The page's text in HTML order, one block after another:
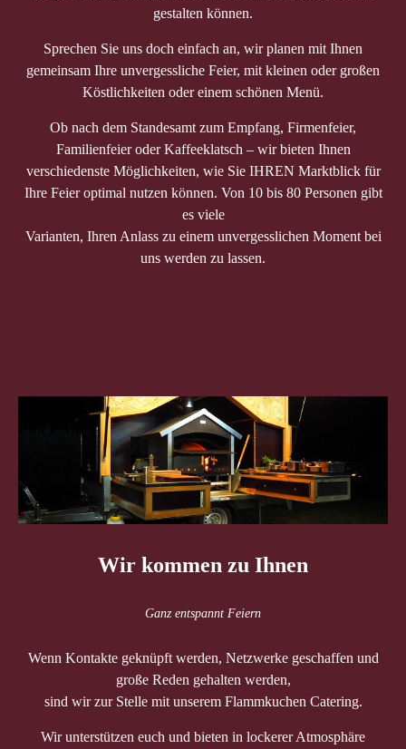
gestalten können.
Sprechen Sie uns doch einfach an, wir planen mit Ihnen
gemeinsam Ihre unvergessliche Feier, mit kleinen oder großen
Köstlichkeiten oder einem schönen Menü.
Ob nach dem Standesamt zum Empfang, Firmenfeier,
Familienfeier oder Kaffeeklatsch – wir bieten Ihnen
verschiedenste Möglichkeiten, wie Sie IHREN Marktblick für
Ihre Feier optimal nutzen können. Von 10 bis 80 Personen gibt
es viele
Varianten, Ihren Anlass zu einem unvergesslichen Moment bei
uns werden zu lassen.
Wir kommen zu Ihnen
Ganz entspannt Feiern
Wenn Kontakte geknüpft werden, Netzwerke geschaffen und
große Reden gehalten werden,
sind wir zur Stelle mit unserem Flammkuchen Catering.
Wir unterstützen euch und bieten in lockerer Atmosphäre